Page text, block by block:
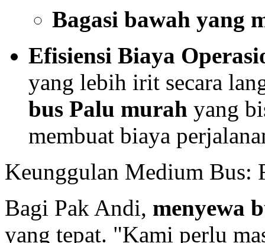
Bagasi bawah yang
Efisiensi Biaya
yang lebih irit secara
bus Palu murah yang
membuat biaya
Keunggulan Medium Bus:
Bagi Pak Andi, menyewa
yang tepat. "Kami perlu